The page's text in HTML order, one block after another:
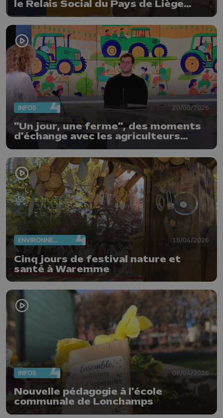
le Relais Social du Pays de Liège
s'associent
INFOS 20/05/2026
"Un jour, une ferme", des moments
d'échange avec les agriculteurs
locaux
ENVIRONNEMENT 15/04/2026
Cinq jours de festival nature et
santé à Waremme
INFOS 08/04/2026
Nouvelle pédagogie à l'école
communale de Lonchamps